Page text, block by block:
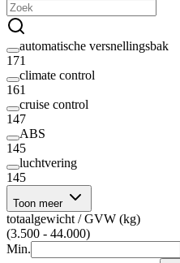
automatische versnellingsbak
171
climate control
161
cruise control
147
ABS
145
luchtvering
145
Toon meer
totaalgewicht / GVW (kg)
(3.500 - 44.000)
Min.